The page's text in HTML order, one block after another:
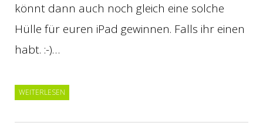
könnt dann auch noch gleich eine solche
Hülle für euren iPad gewinnen. Falls ihr einen
habt. :-)…
WEITERLESEN